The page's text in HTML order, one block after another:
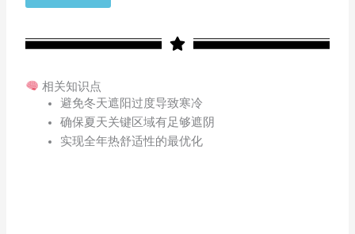
相关知识点
避免冬天遮阳过度导致寒冷
确保夏天关键区域有足够遮阴
实现全年热舒适性的最优化